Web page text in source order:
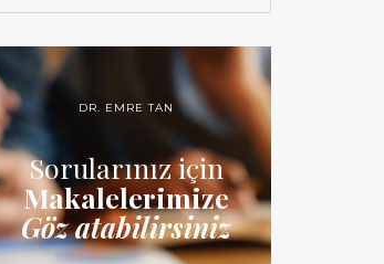
DR. EMRE TAN
Sorularınız için
Makalelerimize
Göz atabilirsiniz